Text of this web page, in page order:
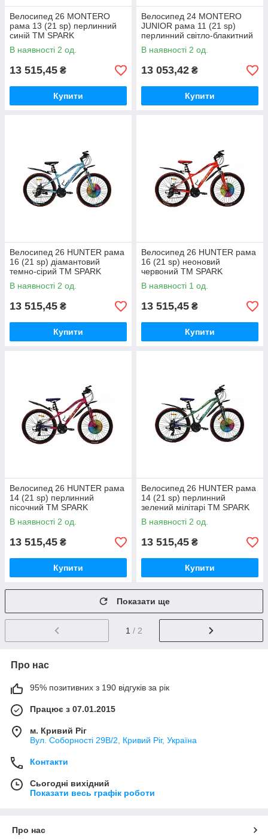
Велосипед 26 MONTERO
рама 13 (21 sp) перлинний
синій ТМ SPARK
В наявності 2 од.
13 515,45 ₴
Купити
Велосипед 24 MONTERO
JUNIOR рама 11 (21 sp)
перлинний світло-блакитний
ТМ SPARK
В наявності 2 од.
13 053,42 ₴
Купити
Велосипед 26 HUNTER рама
16 (21 sp) діамантовий
темно-сірий ТМ SPARK
В наявності 2 од.
13 515,45 ₴
Купити
Велосипед 26 HUNTER рама
16 (21 sp) неоновий
червоний ТМ SPARK
В наявності 1 од.
13 515,45 ₴
Купити
Велосипед 26 HUNTER рама
14 (21 sp) перлинний
пісочний ТМ SPARK
В наявності 2 од.
13 515,45 ₴
Купити
Велосипед 26 HUNTER рама
14 (21 sp) перлинний
зелений мілітарі ТМ SPARK
В наявності 2 од.
13 515,45 ₴
Купити
Показати ще
1 / 2
Про нас
95% позитивних з 190 відгуків за рік
Працює з 07.01.2015
м. Кривий Ріг
Вул. Соборності 29В/2, Кривий Ріг, Україна
Контакти
Сьогодні вихідний
Показати весь графік роботи
Про нас